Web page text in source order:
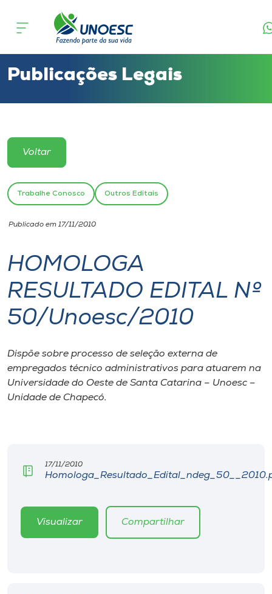
Cursos
Atendimento ao Estudante
Portal de Ensino
Unoesc
Internacionalização
I.nova
Cultura
Editora
Rádio
Publicações Legais
Voltar
Trabalhe Conosco Outros Editais
Publicado em 17/11/2010
HOMOLOGA
RESULTADO EDITAL Nº
50/Unoesc/2010
Dispõe sobre processo de seleção externa de
empregados técnico administrativos para atuarem na
Universidade do Oeste de Santa Catarina – Unoesc –
Unidade de Chapecó.
17/11/2010
Visualizar Compartilhar